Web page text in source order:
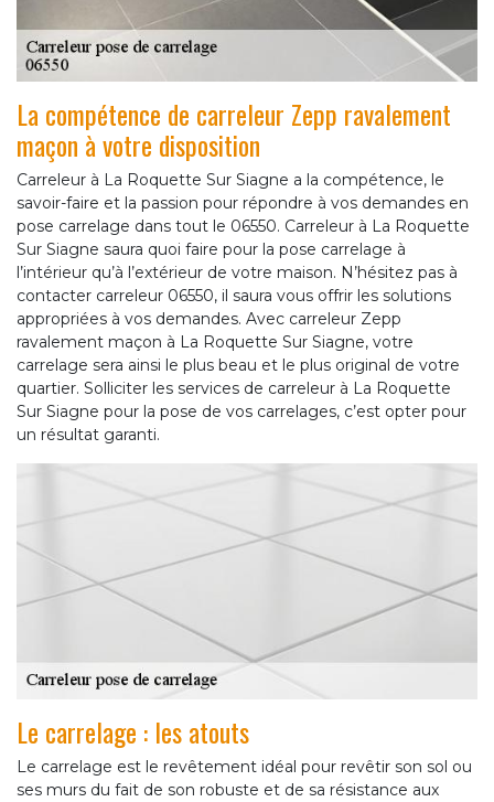
La compétence de carreleur Zepp ravalement
maçon à votre disposition
Carreleur à La Roquette Sur Siagne a la compétence, le
savoir-faire et la passion pour répondre à vos demandes en
pose carrelage dans tout le 06550. Carreleur à La Roquette
Sur Siagne saura quoi faire pour la pose carrelage à
l’intérieur qu’à l’extérieur de votre maison. N’hésitez pas à
contacter carreleur 06550, il saura vous offrir les solutions
appropriées à vos demandes. Avec carreleur Zepp
ravalement maçon à La Roquette Sur Siagne, votre
carrelage sera ainsi le plus beau et le plus original de votre
quartier. Solliciter les services de carreleur à La Roquette
Sur Siagne pour la pose de vos carrelages, c’est opter pour
un résultat garanti.
Le carrelage : les atouts
Le carrelage est le revêtement idéal pour revêtir son sol ou
ses murs du fait de son robuste et de sa résistance aux